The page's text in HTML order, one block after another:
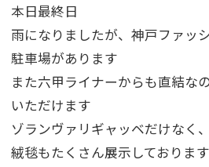
本日最終日
雨になりましたが、神戸ファッ
駐車場があります
また六甲ライナーからも直結な
いただけます
ゾランヴァリギャッベだけなく
絨毯もたくさん展示しております